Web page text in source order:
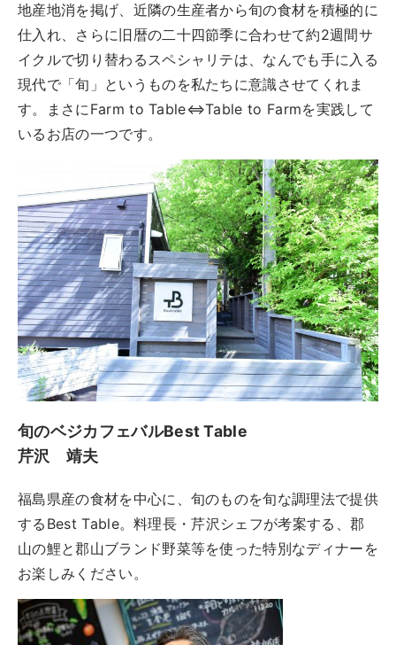
地産地消を掲げ、近隣の生産者から旬の食材を積極的に
仕入れ、さらに旧暦の二十四節季に合わせて約2週間サ
イクルで切り替わるスペシャリテは、なんでも手に入る
現代で「旬」というものを私たちに意識させてくれま
す。まさにFarm to Table⇔Table to Farmを実践して
いるお店の一つです。
旬のベジカフェバルBest Table
芹沢 靖夫
福島県産の食材を中心に、旬のものを旬な調理法で提供
するBest Table。料理長・芹沢シェフが考案する、郡
山の鯉と郡山ブランド野菜等を使った特別なディナーを
お楽しみください。